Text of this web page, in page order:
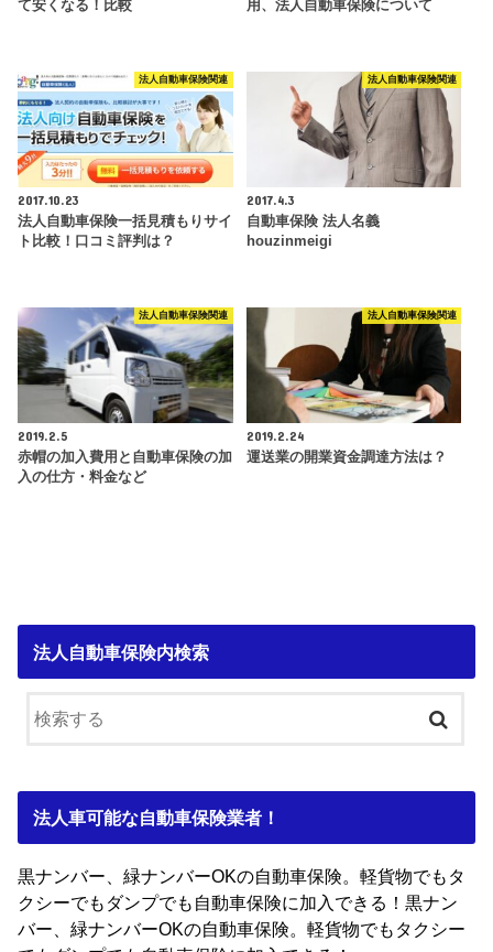
て安くなる！比較 用、法人自動車保険について
法人自動車保険関連
2017.10.23
法人自動車保険一括見積もりサイ
ト比較！口コミ評判は？
法人自動車保険関連
2017.4.3
自動車保険 法人名義
houzinmeigi
法人自動車保険関連
2019.2.5
赤帽の加入費用と自動車保険の加
入の仕方・料金など
法人自動車保険関連
2019.2.24
運送業の開業資金調達方法は？
法人自動車保険内検索
法人車可能な自動車保険業者！
黒ナンバー、緑ナンバーOKの自動車保険。軽貨物でもタ
クシーでもダンプでも自動車保険に加入できる！黒ナン
バー、緑ナンバーOKの自動車保険。軽貨物でもタクシー